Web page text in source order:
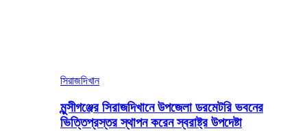
সিরাজদিখান
মুন্সীগঞ্জের সিরাজদিখানে উপজেলা ডরমেটরি ভবনের
ভিত্তিপ্রস্তর স্থাপন করেন স্বরাষ্ট্র উপদেষ্টা